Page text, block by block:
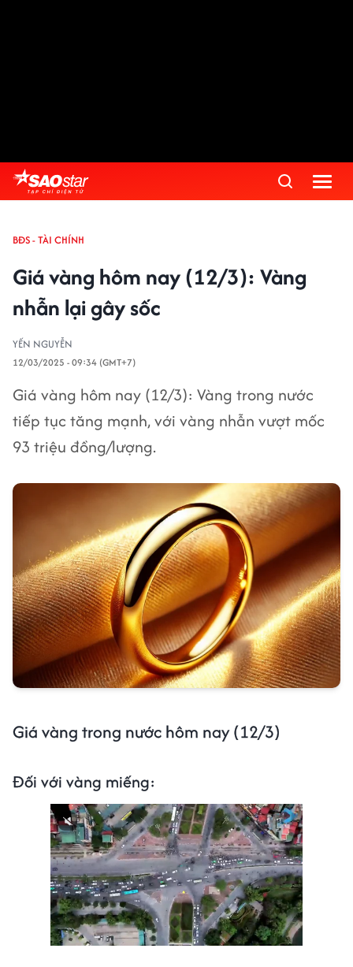
BĐS - TÀI CHÍNH
Giá vàng hôm nay (12/3): Vàng
nhẫn lại gây sốc
YẾN NGUYỄN
12/03/2025 - 09:34 (GMT+7)
Giá vàng hôm nay (12/3): Vàng trong nước
tiếp tục tăng mạnh, với vàng nhẫn vượt mốc
93 triệu đồng/lượng.
Giá vàng trong nước hôm nay (12/3)
Đối với vàng miếng: